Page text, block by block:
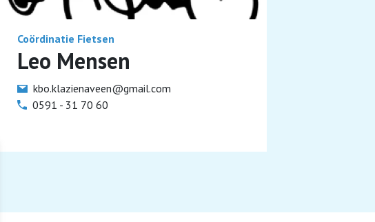
Coördinatie Fietsen
Leo Mensen
kbo.klazienaveen@gmail.com
0591 - 31 70 60